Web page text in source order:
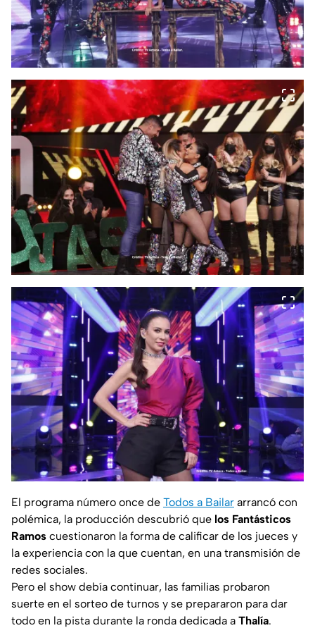
El programa número once de Todos a Bailar arrancó con
polémica, la producción descubrió que los Fantásticos
Ramos cuestionaron la forma de calificar de los jueces y
la experiencia con la que cuentan, en una transmisión de
redes sociales.
Pero el show debía continuar, las familias probaron
suerte en el sorteo de turnos y se prepararon para dar
todo en la pista durante la ronda dedicada a Thalía.